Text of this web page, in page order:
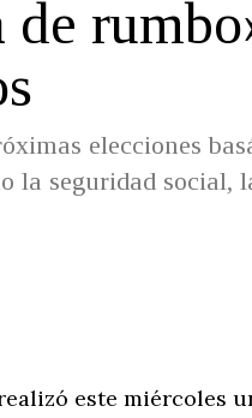
elecciones
la seguridad social,
este miércoles